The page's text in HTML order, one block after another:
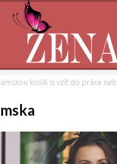
košili si vzít do práce